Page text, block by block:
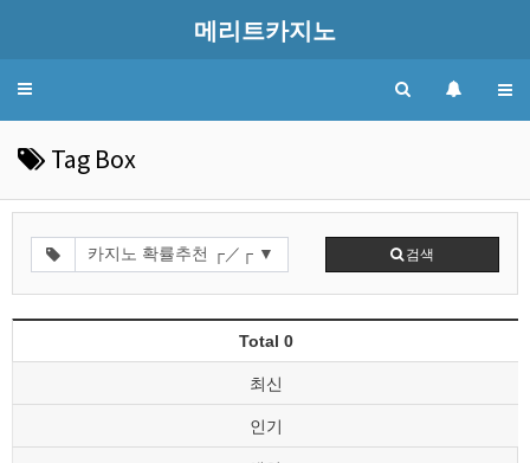
메리트카지노
Toggle
Tag Box
검색
Total 0
최신
인기